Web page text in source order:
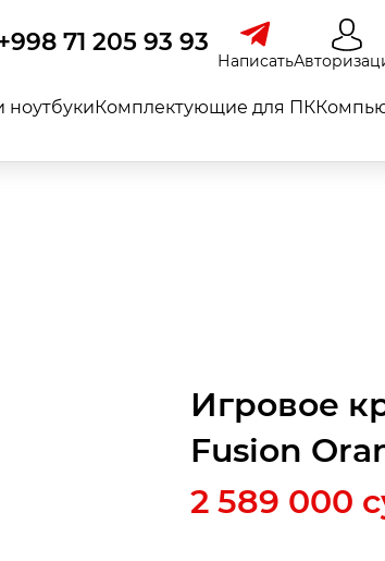
71 205 93 93
Написать
Комплектующие для ПК
Игровое
Fusion
2 589 000